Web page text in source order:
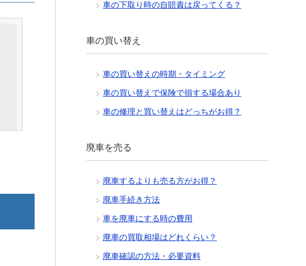
車の下取り時の自賠責は戻ってくる？
車の買い替え
車の買い替えの時期・タイミング
車の買い替えで保険で損する場合あり
車の修理と買い替えはどっちがお得？
廃車を売る
廃車するよりも売る方がお得？
廃車手続き方法
車を廃車にする時の費用
廃車の買取相場はどれくらい？
廃車確認の方法・必要資料